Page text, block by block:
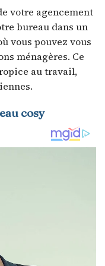
votre agencement
bureau dans un
vous pouvez vous
ménagères. Ce
au travail,
cosy